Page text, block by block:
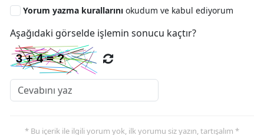
Yorum yazma kurallarını okudum ve kabul ediyorum
Aşağıdaki görselde işlemin sonucu kaçtır?
* Bu içerik ile ilgili yorum yok, ilk yorumu siz yazın, tartışalım *